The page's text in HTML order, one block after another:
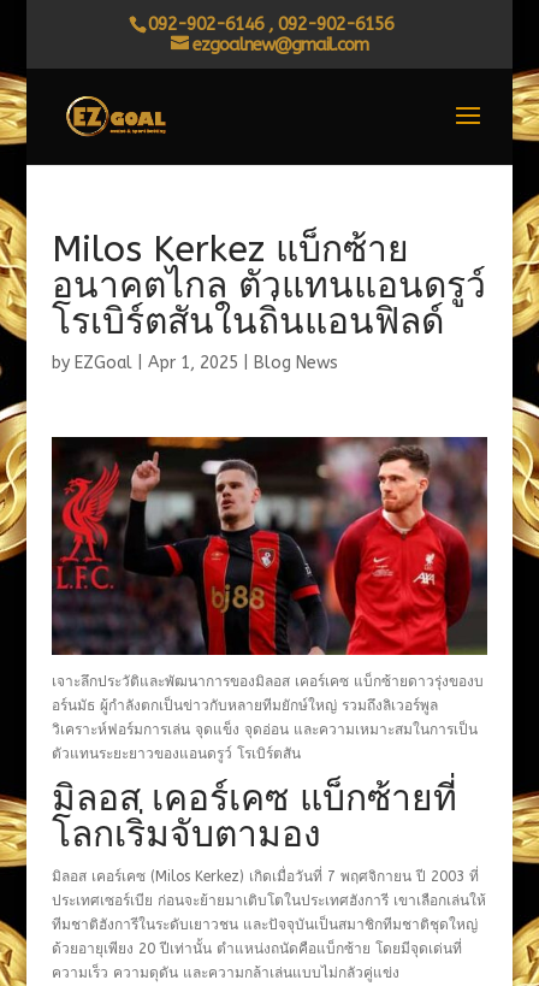
092-902-6146 , 092-902-6156
ezgoalnew@gmail.com
Milos Kerkez แบ็กซ้าย
อนาคตไกล ตัวแทนแอนดรูว์
โรเบิร์ตสันในถิ่นแอนฟิลด์
by EZGoal| Apr 1, 2025 Blog News
เจาะลึกประวัติและพัฒนาการของมิลอส เคอร์เคซ แบ็กซ้ายดาวรุ่งของบ
อร์นมัธ ผู้กำลังตกเป็นข่าวกับหลายทีมยักษ์ใหญ่ รวมถึงลิเวอร์พูล
วิเคราะห์ฟอร์มการเล่น จุดแข็ง จุดอ่อน และความเหมาะสมในการเป็น
ตัวแทนระยะยาวของแอนดรูว์ โรเบิร์ตสัน
มิลอส เคอร์เคซ แบ็กซ้ายที่
โลกเริ่มจับตามอง
มิลอส เคอร์เคซ (Milos Kerkez) เกิดเมื่อวันที่ 7 พฤศจิกายน ปี 2003 ที่
ประเทศเซอร์เบีย ก่อนจะย้ายมาเติบโตในประเทศฮังการี เขาเลือกเล่นให้
ทีมชาติฮังการีในระดับเยาวชน และปัจจุบันเป็นสมาชิกทีมชาติชุดใหญ่
ด้วยอายุเพียง 20 ปีเท่านั้น ตำแหน่งถนัดคือแบ็กซ้าย โดยมีจุดเด่นที่
ความเร็ว ความดุดัน และความกล้าเล่นแบบไม่กลัวคู่แข่ง